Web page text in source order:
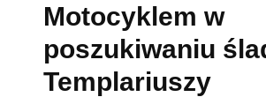
Motocyklem w
poszukiwaniu
Templariuszy